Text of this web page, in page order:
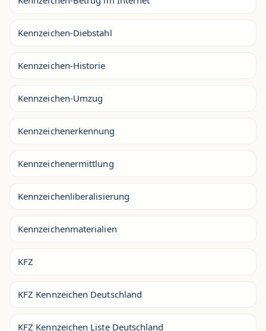
Kennzeichen-Diebstahl
Kennzeichen-Historie
Kennzeichen-Umzug
Kennzeichenerkennung
Kennzeichenermittlung
Kennzeichenliberalisierung
Kennzeichenmaterialien
KFZ
KFZ Kennzeichen Deutschland
KFZ Kennzeichen Liste Deutschland